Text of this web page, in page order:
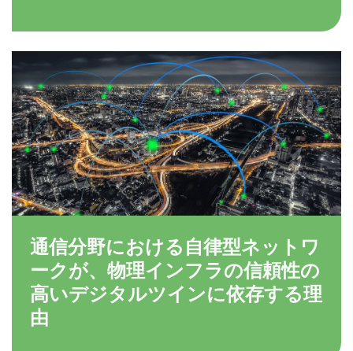
通信分野における自律型ネットワ
ークが、物理インフラの信頼性の
高いデジタルツインに依存する理
由